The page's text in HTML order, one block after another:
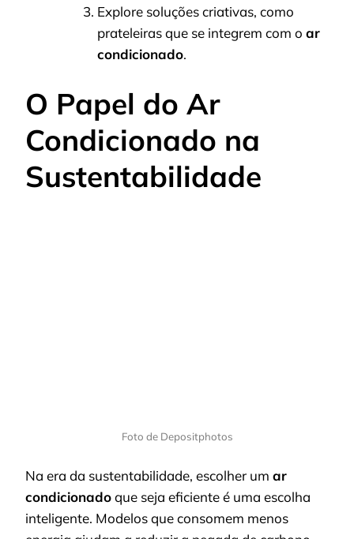
Explore soluções criativas, como
prateleiras que se integrem com o ar
condicionado.
O Papel do Ar
Condicionado na
Sustentabilidade
Foto de Depositphotos
Na era da sustentabilidade, escolher um ar
condicionadoque seja eficiente é uma escolha
inteligente. Modelos que consomem menos